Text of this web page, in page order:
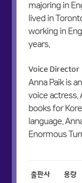
majoring in
lived in
working in
years.
Voice Director
Anna Paik is
voice actress.
books for
language.
Enormous
출판사 용량